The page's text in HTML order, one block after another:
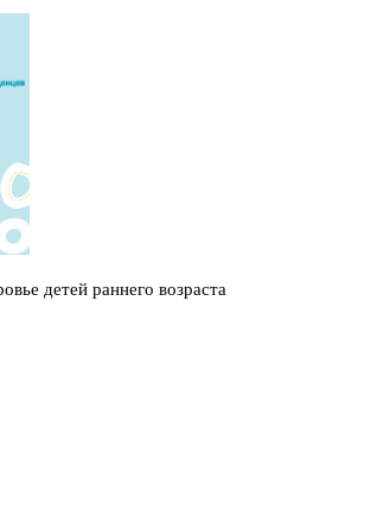
детей раннего возраста